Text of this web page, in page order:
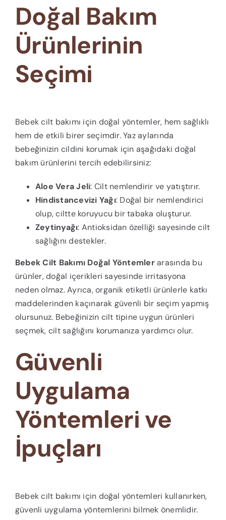
Doğal Bakım
Ürünlerinin
Seçimi
Bebek cilt bakımı için doğal yöntemler, hem sağlıklı
hem de etkili birer seçimdir. Yaz aylarında
bebeğinizin cildini korumak için aşağıdaki doğal
bakım ürünlerini tercih edebilirsiniz:
Aloe Vera Jeli: Cilt nemlendirir ve yatıştırır.
Hindistancevizi Yağı: Doğal bir nemlendirici
olup, ciltte koruyucu bir tabaka oluşturur.
Zeytinyağı: Antioksidan özelliği sayesinde cilt
sağlığını destekler.
Bebek Cilt Bakımı Doğal Yöntemlerarasında bu
ürünler, doğal içerikleri sayesinde irritasyona
neden olmaz. Ayrıca, organik etiketli ürünlerle katkı
maddelerinden kaçınarak güvenli bir seçim yapmış
olursunuz. Bebeğinizin cilt tipine uygun ürünleri
seçmek, cilt sağlığını korumanıza yardımcı olur.
Güvenli
Uygulama
Yöntemleri ve
İpuçları
Bebek cilt bakımı için doğal yöntemleri kullanırken,
güvenli uygulama yöntemlerini bilmek önemlidir.